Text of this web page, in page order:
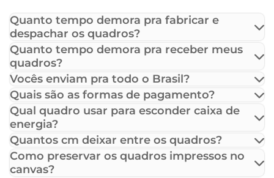
Quanto tempo demora pra fabricar e
despachar os quadros?
Quanto tempo demora pra receber meus
quadros?
Vocês enviam pra todo o Brasil?
Quais são as formas de pagamento?
Qual quadro usar para esconder caixa de
energia?
Quantos cm deixar entre os quadros?
Como preservar os quadros impressos no
canvas?